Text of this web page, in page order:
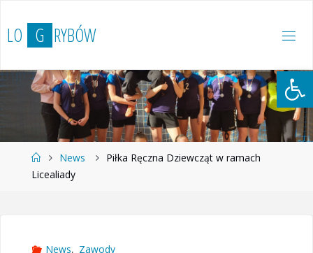
do
treści
LO G RYBÓW
Strona
główna
News
Piłka Ręczna Dziewcząt w ramach
Licealiady
News, Zawody